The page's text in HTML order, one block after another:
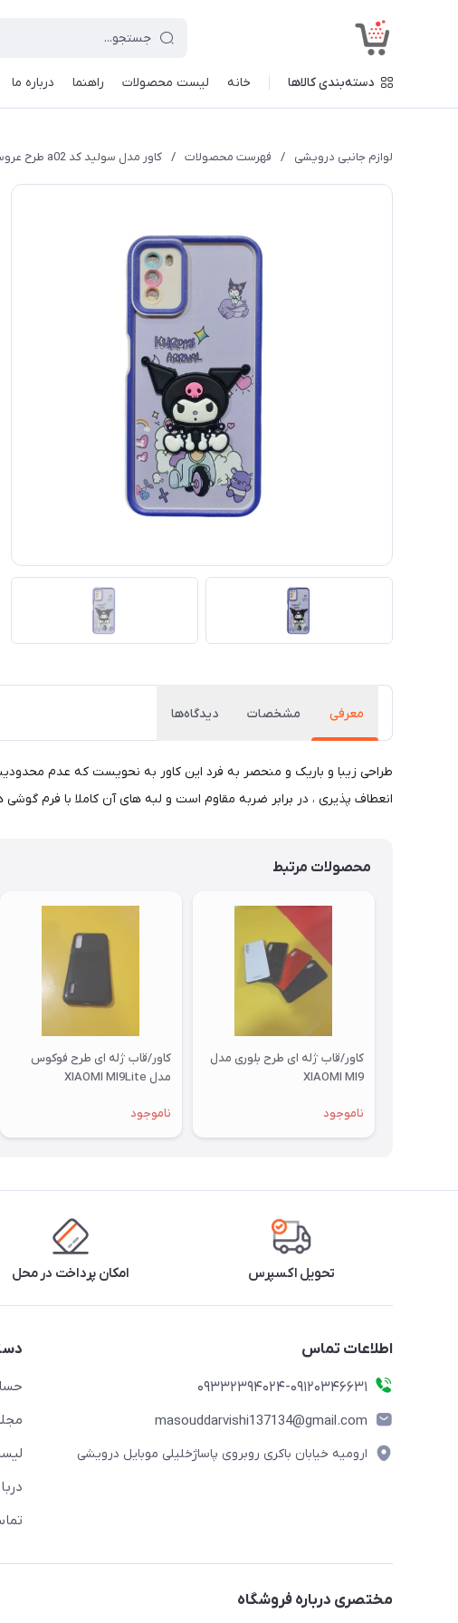
دسته‌بندی کالاها خانه لیست محصولات راهنما درباره ما
لوازم جانبی درویشی / فهرست محصولات / کاور مدل سولید کد a02 طرح عروسکی مناسب برای گوشی موبایل شیائومی Redmi Note 9
معرفی مشخصات دیدگاه‌ها
طراحی زیبا و باریک و منحصر به فرد این کاور به نحویست که عدم
انعطاف پذیری ، در برابر ضربه مقاوم است و لبه های آن کاملا با فرم
محصولات مرتبط
کاور/قاب ژله ای طرح بلوری مدل
XIAOMI MI9
ناموجود
کاور/قاب ژله ای طرح فوکوس
مدل XIAOMI MI9Lite
ناموجود
تحویل اکسپرس امکان پرداخت در محل
اطلاعات تماس
09332394024-09120346631
masouddarvishi137134@gmail.com
ارومیه خیابان باکری روبروی پاساژخلیلی موبایل درویشی
مختصری درباره فروشگاه